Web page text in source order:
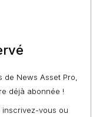
News Asset Pro,
déjà abonnée !
inscrivez-vous ou